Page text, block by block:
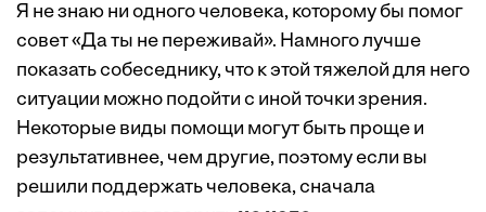
Я не знаю ни одного человека, которому бы помог
совет «Да ты не переживай». Намного лучше
показать собеседнику, что к этой тяжелой для него
ситуации можно подойти с иной точки зрения.
Некоторые виды помощи могут быть проще и
результативнее, чем другие, поэтому если вы
решили поддержать человека, сначала